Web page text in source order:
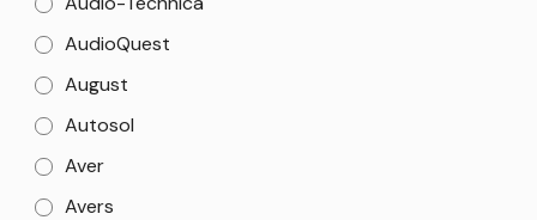
AudioQuest
August
Autosol
Aver
Avers